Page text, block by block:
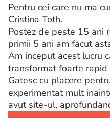
Pentru cei care nu ma
Cristina Toth.
Postez de peste 15 ani
primii 5 ani am facut
Am inceput acest lucru
transformat foarte
Gatesc cu placere
experimentat mult
avut site-ul,